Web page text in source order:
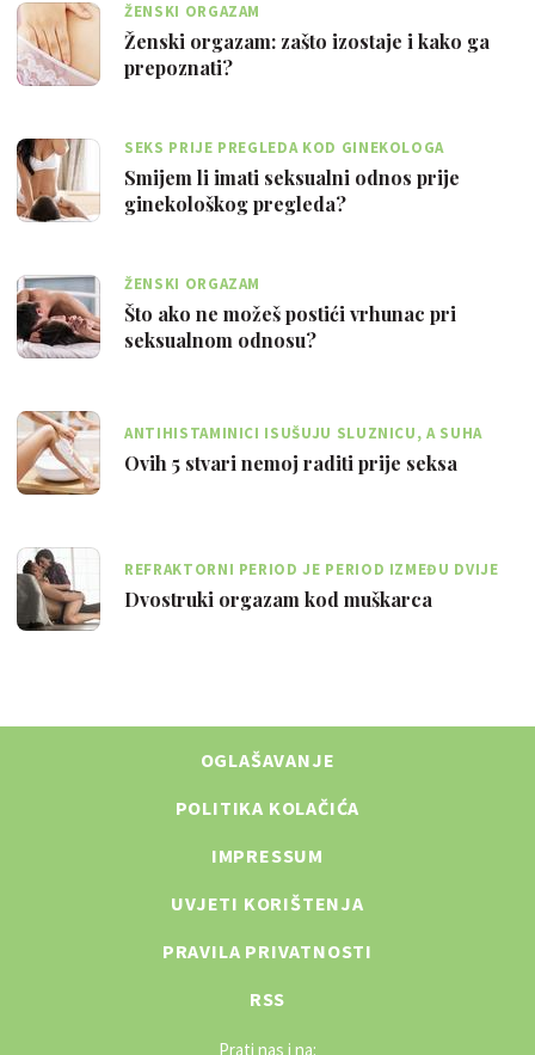
ŽENSKI ORGAZAM
Ženski orgazam: zašto izostaje i kako ga
prepoznati?
SEKS PRIJE PREGLEDA KOD GINEKOLOGA
Smijem li imati seksualni odnos prije
ginekološkog pregleda?
ŽENSKI ORGAZAM
Što ako ne možeš postići vrhunac pri
seksualnom odnosu?
ANTIHISTAMINICI ISUŠUJU SLUZNICU, A SUHA
VAGINA NE OBEĆAVA DOBAR SEKS
Ovih 5 stvari nemoj raditi prije seksa
REFRAKTORNI PERIOD JE PERIOD IZMEĐU DVIJE
EJAKULACIJE I S GODINAMA SE PRODULJUJE
Dvostruki orgazam kod muškarca
OGLAŠAVANJE
POLITIKA KOLAČIĆA
IMPRESSUM
UVJETI KORIŠTENJA
PRAVILA PRIVATNOSTI
RSS
Prati nas i na: